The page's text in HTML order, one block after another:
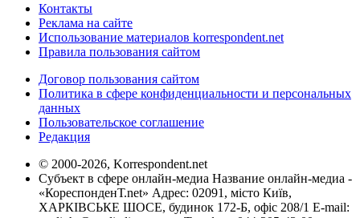
Контакты
Реклама на сайте
Использование материалов korrespondent.net
Правила пользования сайтом
Договор пользования сайтом
Политика в сфере конфиденциальности и персональных
данных
Пользовательское соглашение
Редакция
© 2000-2026, Korrespondent.net
Субъект в сфере онлайн-медиа Название онлайн-медиа -
«КореспонденТ.net» Адрес: 02091, місто Київ,
ХАРКІВСЬКЕ ШОСЕ, будинок 172-Б, офіс 208/1 E-mail: